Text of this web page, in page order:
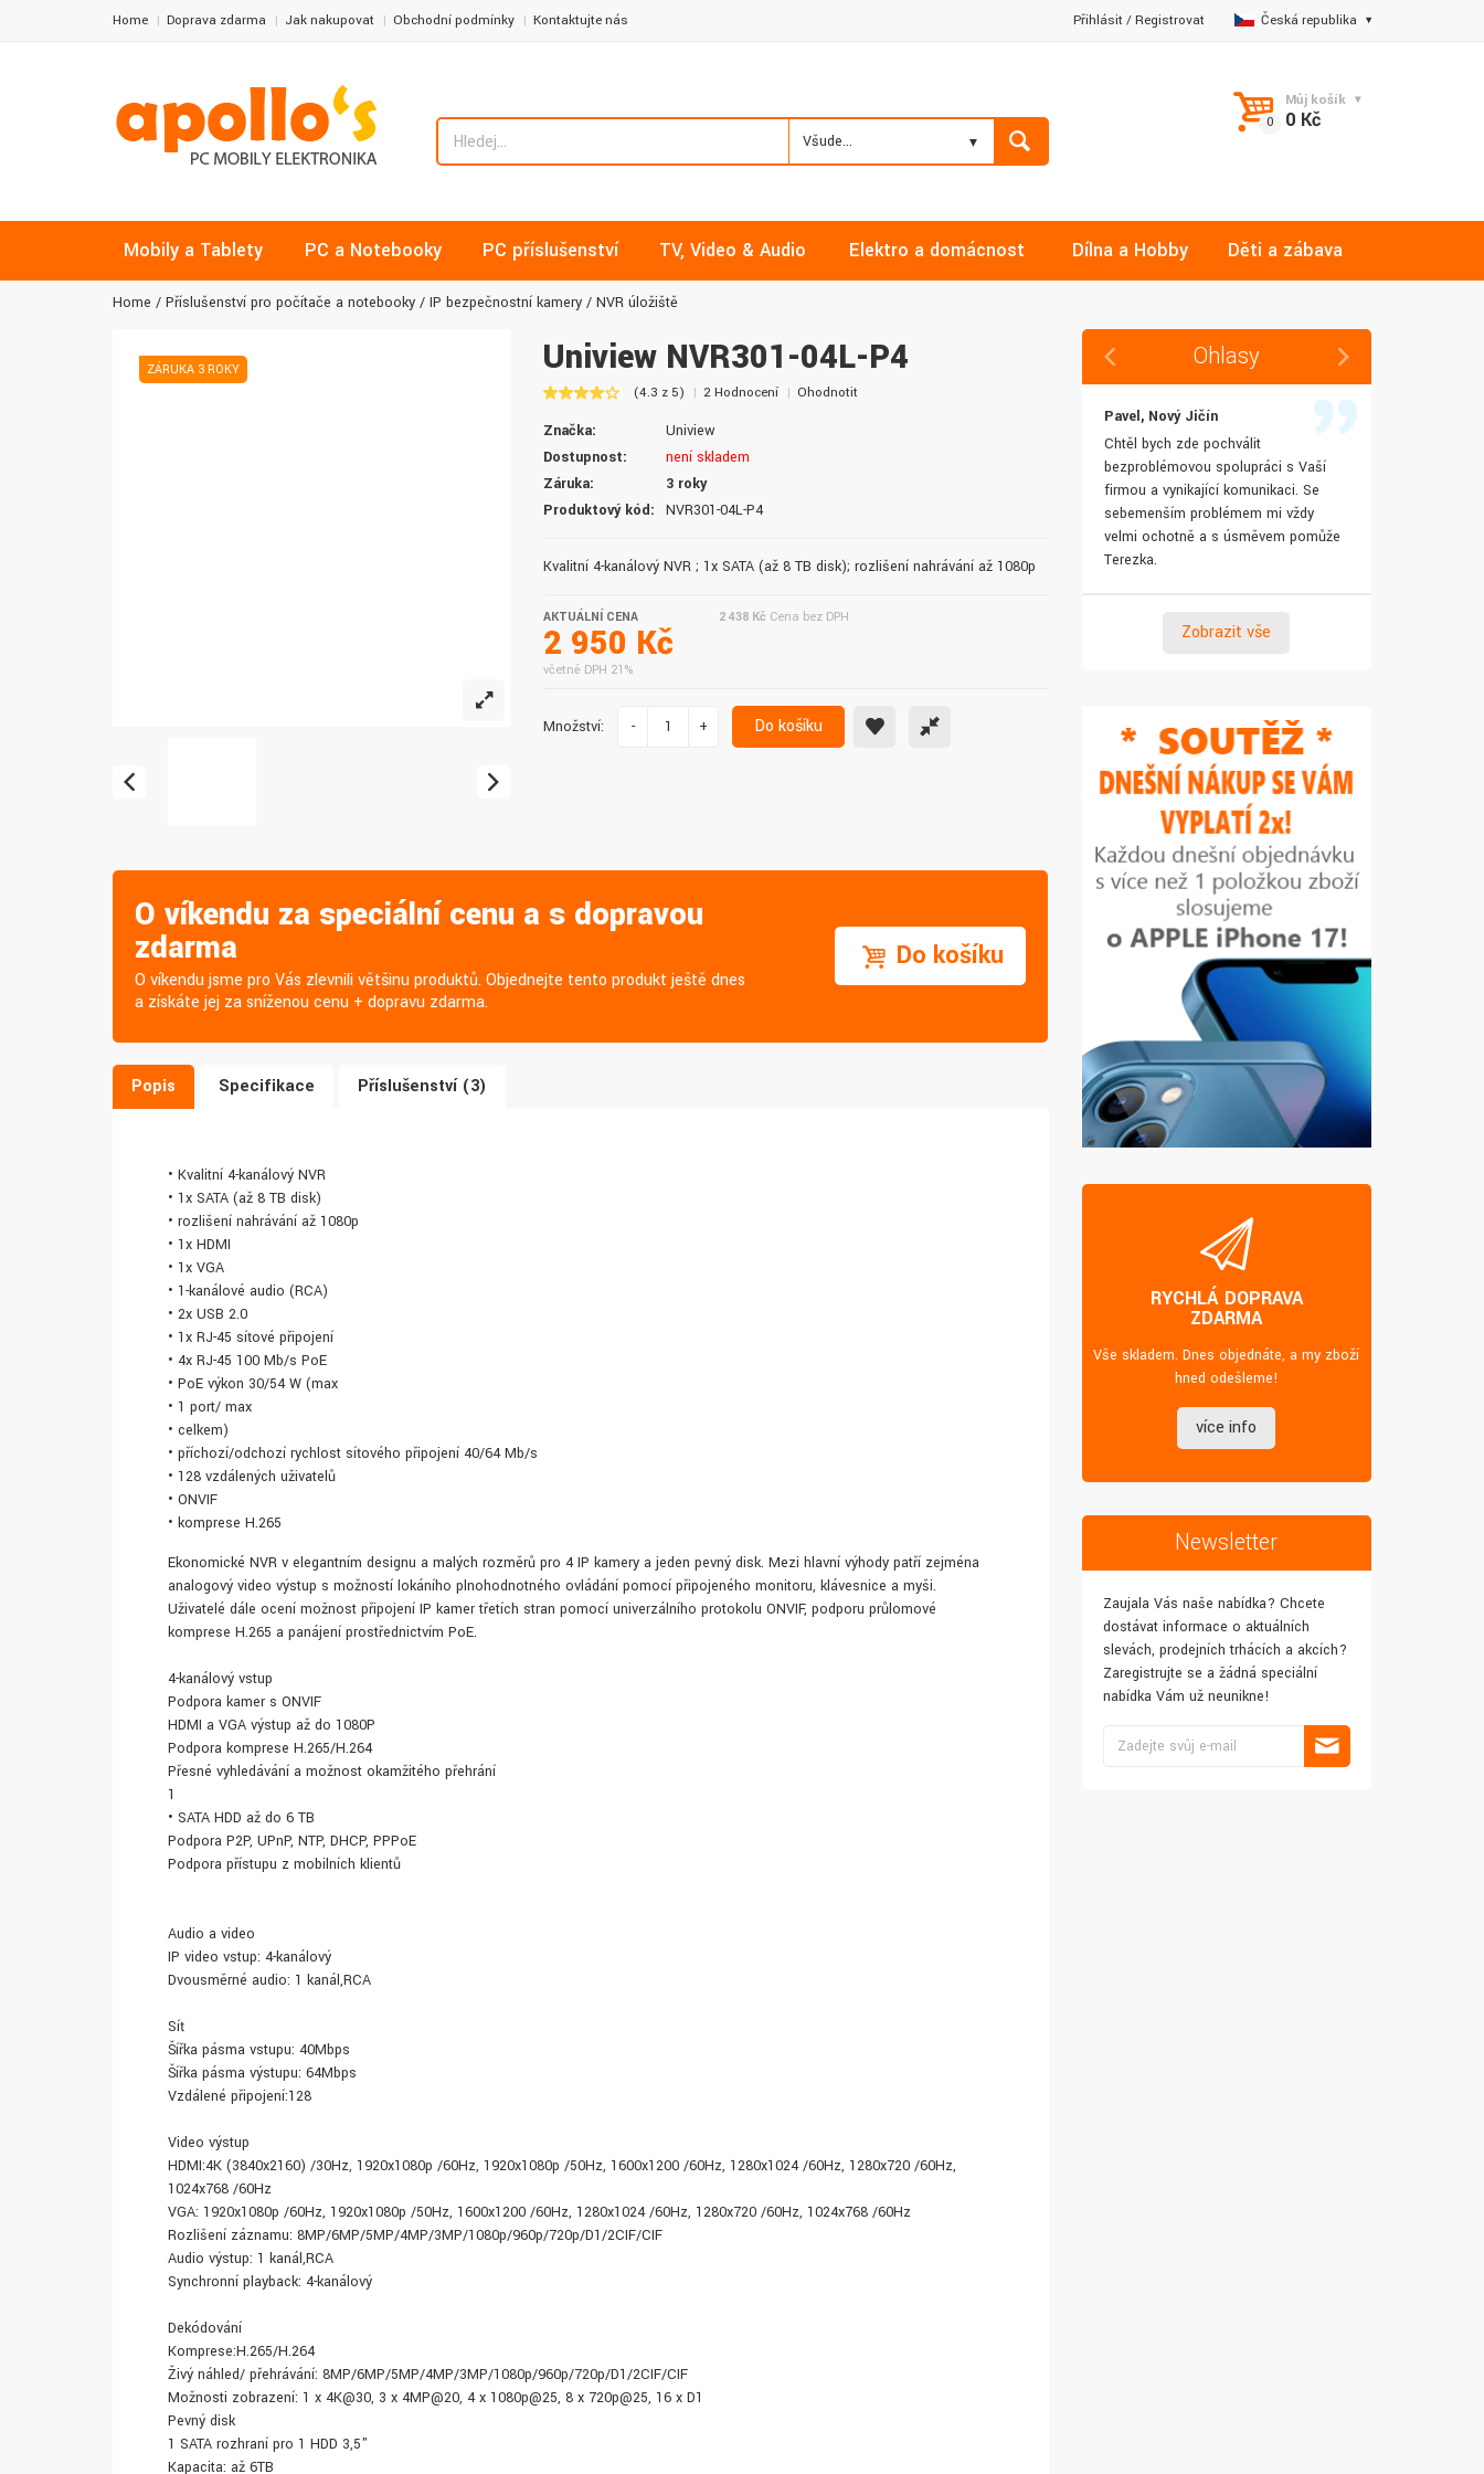
Home Doprava zdarma Jak nakupovat Obchodní podmínky Kontaktujte nás Česká republika
Přihlásit/Registrovat
Všude...
Můj košík
0 Kč
Mobily a Tablety PC a Notebooky PC příslušenství TV, Video & Audio Elektro a domácnost Dílna a Hobby Děti a zábava
Home Příslušenství pro počítače a notebooky IP bezpečnostní kamery NVR úložiště
ZÁRUKA 3 ROKY Uniview NVR301-04L-P4
(4.3 z 5) 2 Hodnocení Ohodnotit
Značka:
Uniview
Dostupnost:
není skladem
Záruka:
3 roky
Produktový kód:
NVR301-04L-P4
Kvalitní 4-kanálový NVR ; 1x SATA (až 8 TB disk); rozlišení nahrávání až 1080p
AKTUÁLNÍ CENA
2 950 Kč
včetně DPH 21%
2 438 Kč Cena bez DPH
Množství: - + Do košíku
O víkendu za speciální cenu a s dopravou
zdarma
O víkendu jsme pro Vás zlevnili většinu produktů. Objednejte tento produkt ještě dnes
a získáte jej za sníženou cenu + dopravu zdarma.
Do košíku
Popis Specifikace Příslušenství (3)
• Kvalitní 4-kanálový NVR
• 1x SATA (až 8 TB disk)
• rozlišení nahrávání až 1080p
• 1x HDMI
• 1x VGA
• 1-kanálové audio (RCA)
• 2x USB 2.0
• 1x RJ-45 síťové připojení
• 4x RJ-45 100 Mb/s PoE
• PoE výkon 30/54 W (max
• 1 port/ max
• celkem)
• příchozí/odchozí rychlost síťového připojení 40/64 Mb/s
• 128 vzdálených uživatelů
• ONVIF
• komprese H.265
Ekonomické NVR v elegantním designu a malých rozměrů pro 4 IP kamery a jeden pevný disk. Mezi hlavní výhody patří zejména
analogový video výstup s možností lokáního plnohodnotného ovládání pomocí připojeného monitoru, klávesnice a myši.
Uživatelé dále ocení možnost připojení IP kamer třetích stran pomocí univerzálního protokolu ONVIF, podporu průlomové
komprese H.265 a panájení prostřednictvím PoE.
4-kanálový vstup
Podpora kamer s ONVIF
HDMI a VGA výstup až do 1080P
Podpora komprese H.265/H.264
Přesné vyhledávání a možnost okamžitého přehrání
1
• SATA HDD až do 6 TB
Podpora P2P, UPnP, NTP, DHCP, PPPoE
Podpora přístupu z mobilních klientů
Audio a video
IP video vstup: 4-kanálový
Dvousměrné audio: 1 kanál,RCA
Síť
Šířka pásma vstupu: 40Mbps
Šířka pásma výstupu: 64Mbps
Vzdálené připojení:128
Video výstup
HDMI:4K (3840x2160) /30Hz, 1920x1080p /60Hz, 1920x1080p /50Hz, 1600x1200 /60Hz, 1280x1024 /60Hz, 1280x720 /60Hz,
1024x768 /60Hz
VGA: 1920x1080p /60Hz, 1920x1080p /50Hz, 1600x1200 /60Hz, 1280x1024 /60Hz, 1280x720 /60Hz, 1024x768 /60Hz
Rozlišení záznamu: 8MP/6MP/5MP/4MP/3MP/1080p/960p/720p/D1/2CIF/CIF
Audio výstup: 1 kanál,RCA
Synchronní playback: 4-kanálový
Dekódování
Komprese:H.265/H.264
Živý náhled/ přehrávání: 8MP/6MP/5MP/4MP/3MP/1080p/960p/720p/D1/2CIF/CIF
Možnosti zobrazení: 1 x 4K@30, 3 x 4MP@20, 4 x 1080p@25, 8 x 720p@25, 16 x D1
Pevný disk
1 SATA rozhraní pro 1 HDD 3,5"
Kapacita: až 6TB
Ohlasy
vždy v pořádku. Vše skladem a za
normální ceny. Třešničkou na dortu je
doručení do druhého dne.
Pavel, Nový Jičín
Chtěl bych zde pochválit
bezproblémovou spolupráci s Vaší
firmou a vynikající komunikaci. Se
sebemenším problémem mi vždy
velmi ochotně a s úsměvem pomůže
Terezka.
Zobrazit vše
RYCHLÁ DOPRAVA
ZDARMA
Vše skladem. Dnes objednáte, a my zboží
hned odešleme!
více info
Newsletter
Zaujala Vás naše nabídka? Chcete
dostávat informace o aktuálních
slevách, prodejních trhácích a akcích?
Zaregistrujte se a žádná speciální
nabídka Vám už neunikne!